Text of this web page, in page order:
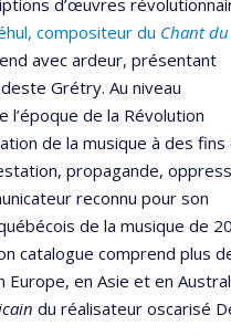
compositeur du Chant du
avec ardeur, présentant
Grétry. Au niveau
de la Révolution
de la musique à des fins
propagande,
reconnu pour son
de la musique de
catalogue comprend plus
en Asie et en
du réalisateur oscarisé